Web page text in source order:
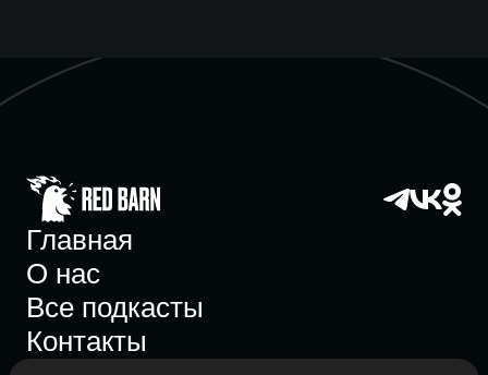
Главная
О нас
Все подкасты
Контакты